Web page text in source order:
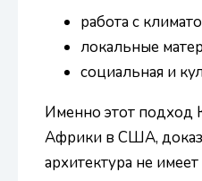
работа с
локальные
социальная и
Именно этот подход
Африки в США,
архитектура не